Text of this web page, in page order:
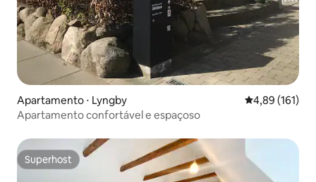
Apartamento ⋅ Lyngby 4,89 de uma
4,89 (161)
Apartamento confortável e espaçoso
Superhost
Superhost